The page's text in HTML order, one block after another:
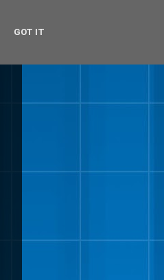
GOT IT